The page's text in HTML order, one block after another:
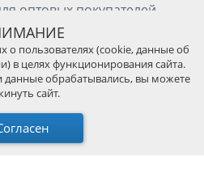
оптовых покупателей
розничных покупателей
проезд д.5, стр. 4, под.3
оптовых покупателей
розничных покупателей
о пользователях (cookie, данные об
в целях функционирования сайта.
данные обрабатывались, вы можете
сайт.